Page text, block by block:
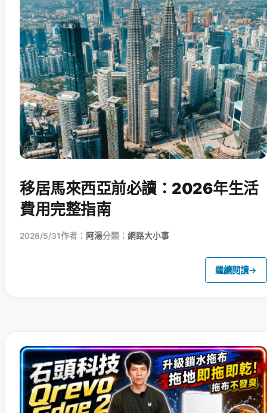
移居馬來西亞前必讀：2026年生活
費用完整指南
2026/5/31作者： 阿湯分類： 網路大小事
繼續閱讀→